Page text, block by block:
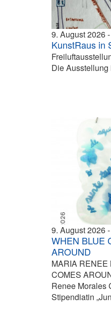
9. August 2026
KunstRaus in
Die Ausstellung
9. August 2026
WHEN BLUE
AROUND
MARIA RENEE
COMES
Renee Morales
Stipendiatin